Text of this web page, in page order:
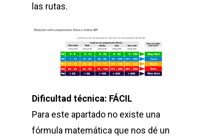
las rutas.
Dificultad técnica: FÁCIL
Para este apartado no existe una
fórmula matemática que nos dé un